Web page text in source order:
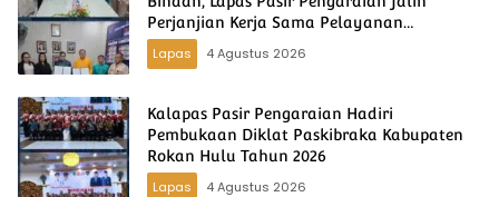
Perjanjian Kerja Sama Pelayanan
Kerohanian
Lapas 4 Agustus 2026
Kalapas Pasir Pengaraian Hadiri
Pembukaan Diklat Paskibraka Kabupaten
Rokan Hulu Tahun 2026
Lapas
4 Agustus 2026